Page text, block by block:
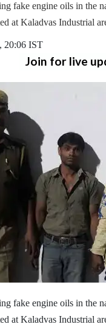
fake engine oils in the
at Kaladvas Industrial
20:06 IST
Join for live
fake engine oils in the
at Kaladvas Industrial